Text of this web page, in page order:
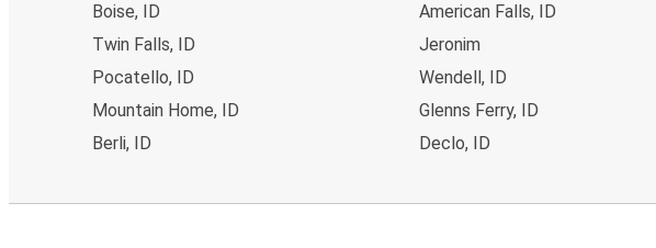
Boise, ID
Twin Falls, ID
Pocatello, ID
Mountain Home, ID
Berli, ID
American Falls, ID
Jeronim
Wendell, ID
Glenns Ferry, ID
Declo, ID